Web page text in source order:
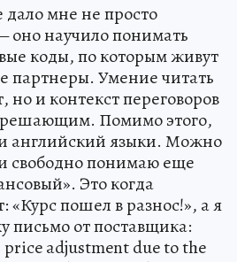
мне не просто
оно научило понимать
коды, по которым живут
Умение читать
но и контекст переговоров
решающим. Помимо этого,
английский языки. Можно
свободно понимаю еще
Это когда
«Курс пошел в разнос!», а я
письмо от поставщика:
price adjustment due to the